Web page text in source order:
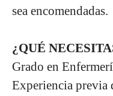
sea encomendadas.
¿QUÉ
Grado en
Experiencia previa